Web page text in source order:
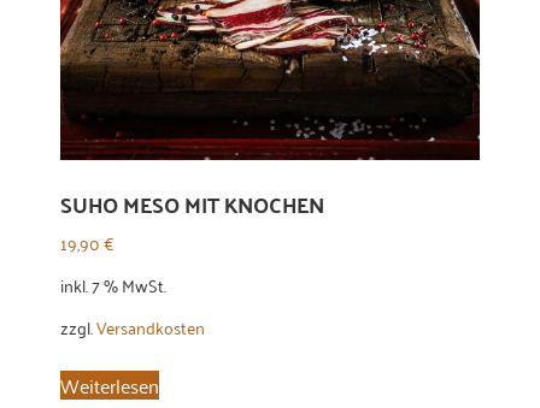
SUHO MESO MIT KNOCHEN
19,90€
inkl. 7 % MwSt.
zzgl.Versandkosten
Weiterlesen